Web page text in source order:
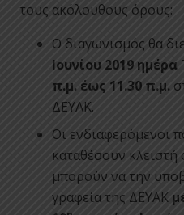
τους ακόλουθους όρους:
Ο διαγωνισμός θα
Ιουνίου 2019
π.μ. έως 11.30 π.μ.
ΔΕΥΑΚ.
Οι ενδιαφερόμενοι
καταθέσουν
μπορούν να την
γραφεία της ΔΕΥΑΚ